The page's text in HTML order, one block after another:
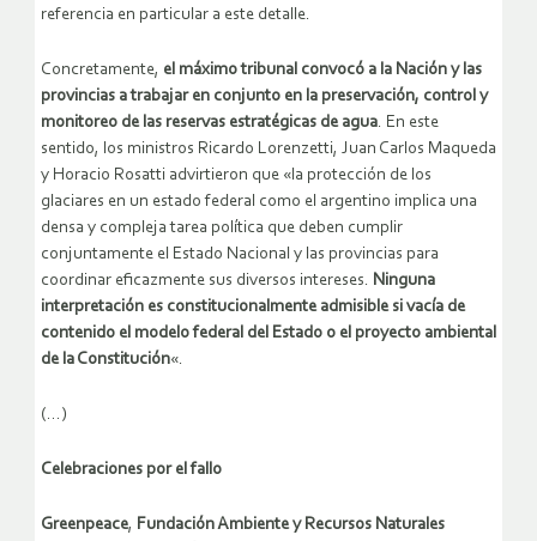
referencia en particular a este detalle.
Concretamente, el máximo tribunal convocó a la Nación y las
provincias a trabajar en conjunto en la preservación, control y
monitoreo de las reservas estratégicas de agua. En este
sentido, los ministros Ricardo Lorenzetti, Juan Carlos Maqueda
y Horacio Rosatti advirtieron que «la protección de los
glaciares en un estado federal como el argentino implica una
densa y compleja tarea política que deben cumplir
conjuntamente el Estado Nacional y las provincias para
coordinar eficazmente sus diversos intereses. Ninguna
interpretación es constitucionalmente admisible si vacía de
contenido el modelo federal del Estado o el proyecto ambiental
de la Constitución«.
(…)
Celebraciones por el fallo
Greenpeace, Fundación Ambiente y Recursos Naturales